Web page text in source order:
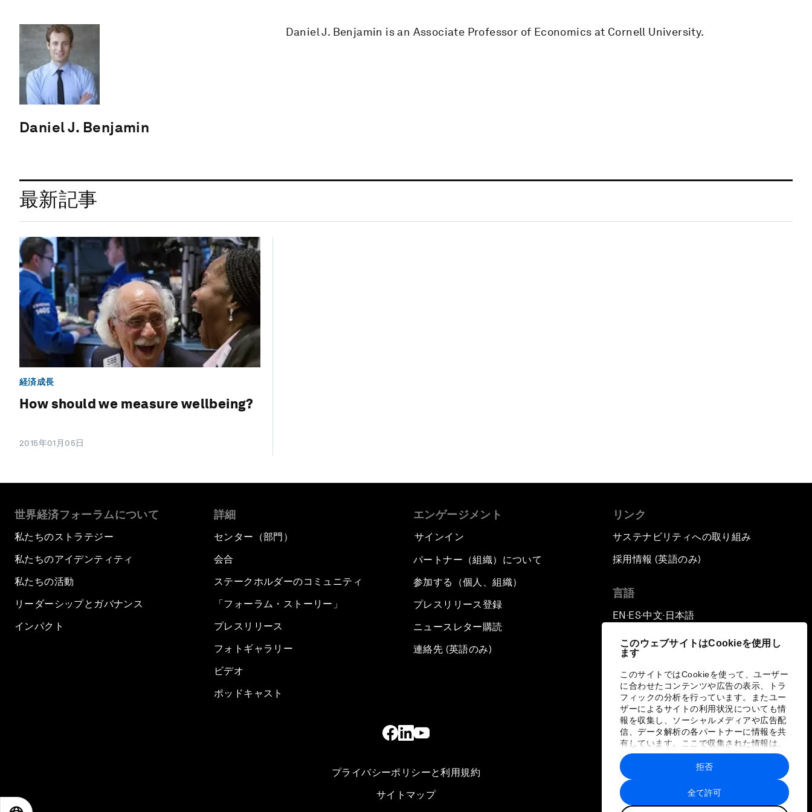
このウェブサイトはCookieを使用し
ます
このサイトではCookieを使って、ユーザー
に合わせたコンテンツや広告の表示、トラ
フィックの分析を行っています。またユー
ザーによるサイトの利用状況についても情
報を収集し、ソーシャルメディアや広告配
信、データ解析の各パートナーに情報を共
有しています。ここで収集された情報は、
ユーザーが各パートナーに提供した他の情
報や各パートナーのサービスを使用した際
に収集された情報と組み合わされ、各パー
トナーによって使用されることがありま
す。
全て許可
拒否
Daniel J. Benjamin
Daniel J. Benjamin is an Associate Professor of Economics at Cornell University.
最新記事
経済成長
How should we measure wellbeing?
2015年01月05日
世界経済フォーラムについて
私たちのストラテジー
私たちのアイデンティティ
私たちの活動
リーダーシップとガバナンス
インパクト
詳細
センター（部門）
会合
ステークホルダーのコミュニティ
「フォーラム・ストーリー」
プレスリリース
フォトギャラリー
ビデオ
ポッドキャスト
エンゲージメント
サインイン
パートナー（組織）について
参加する（個人、組織）
プレスリリース登録
ニュースレター購読
連絡先 (英語のみ)
リンク
サステナビリティへの取り組み
採用情報 (英語のみ)
言語
EN ▪ ES▪中文▪ 日本語
プライバシーポリシーと利用規約
サイトマップ